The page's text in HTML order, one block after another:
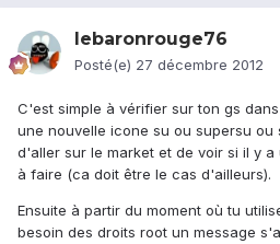
lebaronrouge76
Posté(e) 27 décembre 2012
C'est simple à vérifier sur ton gs
une nouvelle icone su ou supersu ou
d'aller sur le market et de voir si il y
à faire (ca doit être le cas d'ailleurs).
Ensuite à partir du moment où tu
besoin des droits root un message